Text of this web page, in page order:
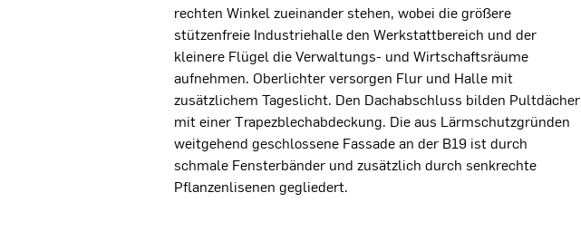
rechten Winkel zueinander stehen, wobei die größere
stützenfreie Industriehalle den Werkstattbereich und der
kleinere Flügel die Verwaltungs- und Wirtschaftsräume
aufnehmen. Oberlichter versorgen Flur und Halle mit
zusätzlichem Tageslicht. Den Dachabschluss bilden Pultdächer
mit einer Trapezblechabdeckung. Die aus Lärmschutzgründen
weitgehend geschlossene Fassade an der B19 ist durch
schmale Fensterbänder und zusätzlich durch senkrechte
Pflanzenlisenen gegliedert.